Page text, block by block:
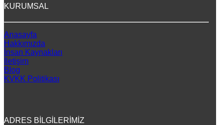
KURUMSAL
Anasayfa
Hakkımızda
İnsan Kaynakları
İletişim
Blog
KVKK Politikası
ADRES BİLGİLERİMİZ